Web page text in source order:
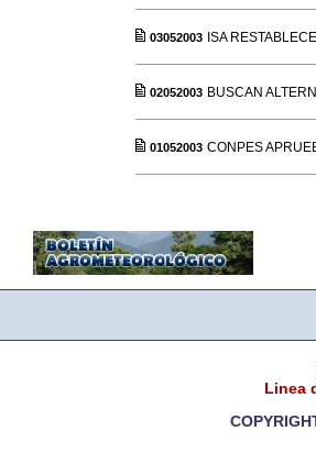
03052003 ISA
02052003 BUSCAN
01052003 CONPES
Linea